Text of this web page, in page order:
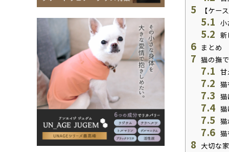
5 【ケー
5.1 小
5.2 新
6 まとめ
7 猫の撫
7.1 甘
7.2 猫
7.3 猫
7.4 猫
7.5 猫
7.6 猫
8 大切な